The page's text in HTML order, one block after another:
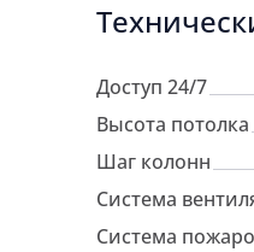
Доступ 24/7
Высота потолка
Шаг колонн
Система
Система